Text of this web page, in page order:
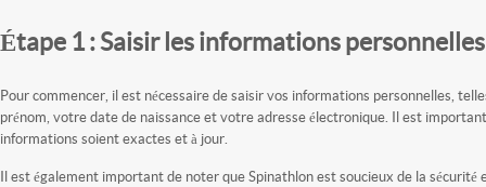
Étape 1 : Saisir les informations personnelles
Pour commencer, il est nécessaire de saisir vos informations personnelles,
prénom, votre date de naissance et votre adresse électronique. Il est
informations soient exactes et à jour.
Il est également important de noter que Spinathlon est soucieux de la sécurité